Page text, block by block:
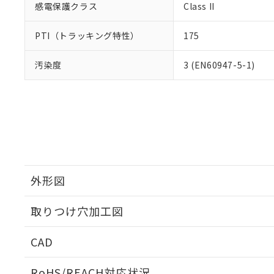
感電保護クラス Class II
PTI（トラッキング特性） 175
汚染度 3 (EN60947-5-1)
外形図
取りつけ穴加工図
CAD